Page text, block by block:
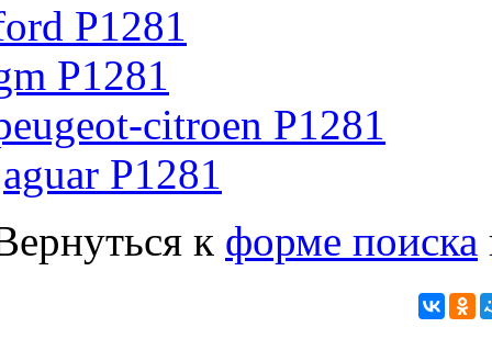
P1281
P1281
citroen P1281
P1281
к форме поиска